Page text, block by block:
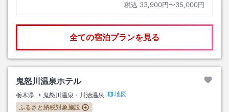
税込 33,900円〜35,000円
全ての宿泊プランを見る
鬼怒川温泉ホテル
栃木県 鬼怒川温泉・川治温泉
地図
ふるさと納税対象施設